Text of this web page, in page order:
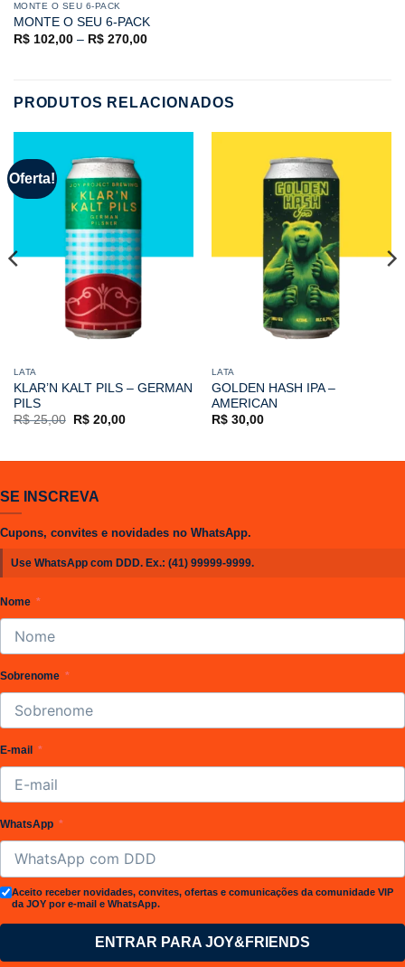
MONTE O SEU 6-PACK
MONTE O SEU 6-PACK
R$102,00– R$270,00
PRODUTOS RELACIONADOS
Oferta!
LATA
KLAR’N KALT PILS – GERMAN
PILS
R$25,00
O
R$20,00O
LATA
GOLDEN HASH IPA –
AMERICAN
R$30,00
SE INSCREVA
Cupons, convites e novidades no WhatsApp.
Use WhatsApp com DDD. Ex.: (41) 99999-9999.
Nome
Sobrenome
E-mail
WhatsApp
Aceito receber novidades, convites, ofertas e comunicações da comunidade VIP
da JOY por e-mail e WhatsApp.
ENTRAR PARA JOY&FRIENDS